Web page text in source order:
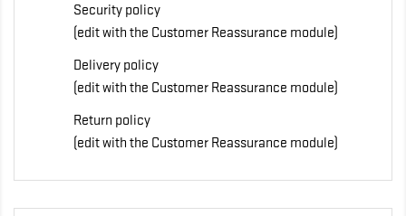
Security policy
(edit with the Customer Reassurance module)
Delivery policy
(edit with the Customer Reassurance module)
Return policy
(edit with the Customer Reassurance module)